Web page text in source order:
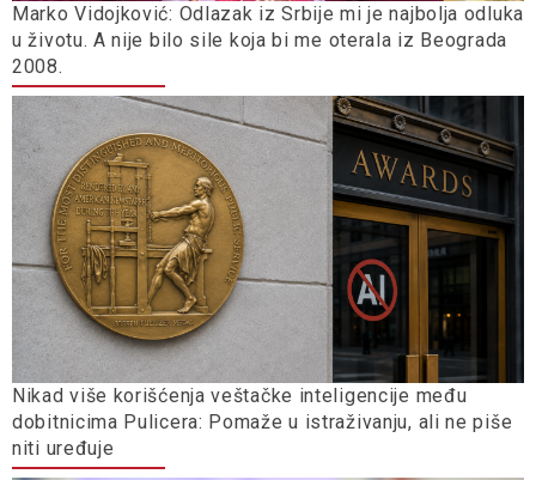
Marko Vidojković: Odlazak iz Srbije mi je najbolja odluka
u životu. A nije bilo sile koja bi me oterala iz Beograda
2008.
Nikad više korišćenja veštačke inteligencije među
dobitnicima Pulicera: Pomaže u istraživanju, ali ne piše
niti uređuje